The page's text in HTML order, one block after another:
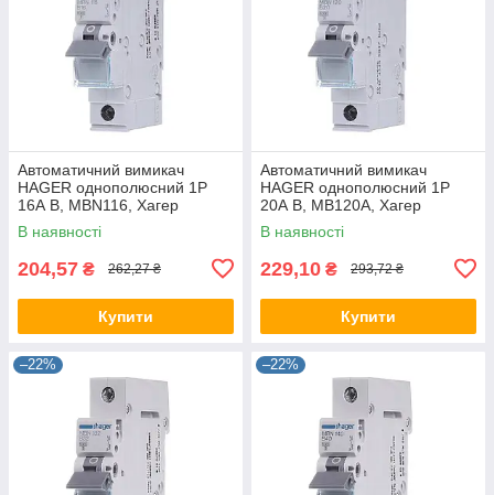
Автоматичний вимикач
HAGER однополюсний 1P
16А B, MBN116, Хагер
модульний автомат для
щитів і боксів
В наявності
204,57 ₴ 262,27 ₴
Купити
Автоматичний вимикач
HAGER однополюсний 1P
20А B, MB120A, Хагер
модульний автомат для
щитів і боксів
В наявності
229,10 ₴ 293,72 ₴
Купити
–22% –22%